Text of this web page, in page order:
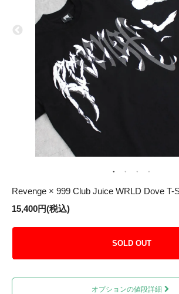
Revenge × 999 Club Juice WRLD Dove T-
15,400円(税込)
SOLD OUT
オプションの値段詳細